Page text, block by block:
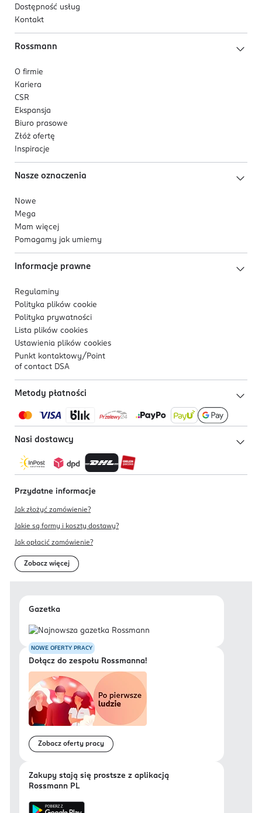
Dostępność usług
Kontakt
Rossmann
O firmie
Kariera
CSR
Ekspansja
Biuro prasowe
Złóż ofertę
Inspiracje
Nasze oznaczenia
Nowe
Mega
Mam więcej
Pomagamy jak umiemy
Informacje prawne
Regulaminy
Polityka plików cookie
Polityka prywatności
Lista plików cookies
Ustawienia plików cookies
Punkt kontaktowy/ Point
of contact DSA
Metody płatności
Nasi dostawcy
Przydatne informacje
Jak złożyć zamówienie?
Jakie są formy i koszty dostawy?
Jak opłacić zamówienie?
Zobacz więcej
Gazetka
NOWE OFERTY PRACY
Dołącz do zespołu Rossmanna!
Zobacz oferty pracy
Zakupy stają się prostsze z aplikacją
Rossmann PL